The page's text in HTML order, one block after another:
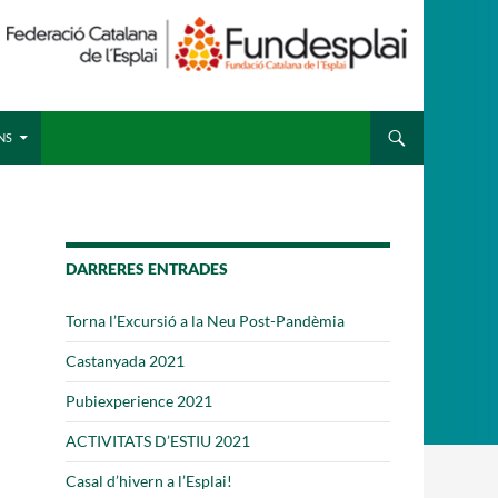
DARRERES ENTRADES
Torna l’Excursió a la Neu Post-Pandèmia
Castanyada 2021
Pubiexperience 2021
ACTIVITATS D’ESTIU 2021
Casal d’hivern a l’Esplai!
SUPORT TERCER SECTOR
Fes voluntariat